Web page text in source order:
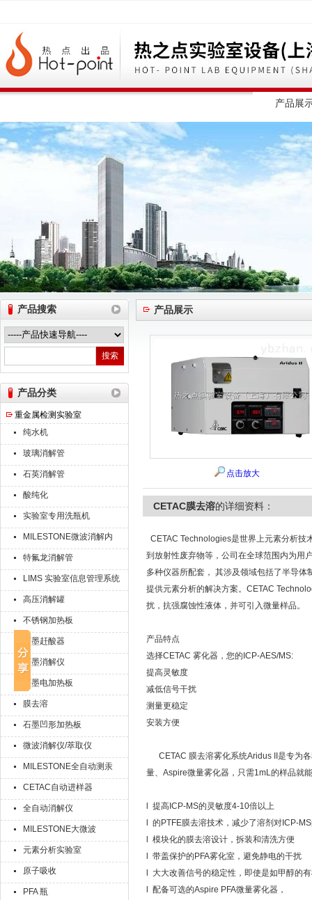
热之点实验室设备（上海）有限公司
产品展
产品搜索
产品分类
重金属检测实验室
纯水机
玻璃消解管
石英消解管
酸纯化
实验室专用洗瓶机
MILESTONE微波消解内
罐
特氟龙消解管
LIMS 实验室信息管理系统
高压消解罐
不锈钢加热板
石墨赶酸器
石墨消解仪
石墨电加热板
膜去溶
石墨凹形加热板
微波消解仪/萃取仪
MILESTONE全自动测汞
仪
CETAC自动进样器
全自动消解仪
MILESTONE大微波
元素分析实验室
原子吸收
PFA 瓶
产品展示
点击放大
CETAC膜去溶的详细资料：
CETAC Technologies是世界上元素分析技
到放射性废弃物等，公司在全球范围内为用
多种仪器所配套， 其涉及领域包括了半导
提供元素分析的解决方案。CETAC
扰，抗强腐蚀性液体，并可引入微量样品。
产品特点
选择CETAC 雾化器，您的ICP-AES/MS:
提高灵敏度
减低信号干扰
测量更稳定
安装方便
CETAC 膜去溶雾化系统Aridus II是专为各
量、Aspire微量雾化器，只需1mL的样品就
l 提高ICP-MS的灵敏度4-10倍以上
l 的PTFE膜去溶技术，减少了溶剂对ICP-
l 模块化的膜去溶设计，拆装和清洗方便
l 带盖保护的PFA雾化室，避免静电的干扰
l 大大改善信号的稳定性，即使是如甲醇的
l 配备可选的Aspire PFA微量雾化器，